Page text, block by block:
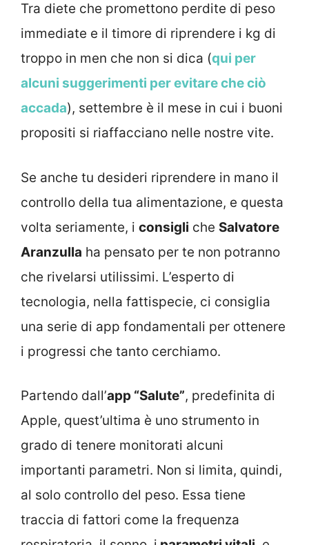
Tra diete che promettono perdite di peso
immediate e il timore di riprendere i kg di
troppo in men che non si dica (qui per
alcuni suggerimenti per evitare che ciò
accada), settembre è il mese in cui i buoni
propositi si riaffacciano nelle nostre vite.
Se anche tu desideri riprendere in mano il
controllo della tua alimentazione, e questa
volta seriamente, i consigli che Salvatore
Aranzulla ha pensato per te non potranno
che rivelarsi utilissimi. L’esperto di
tecnologia, nella fattispecie, ci consiglia
una serie di app fondamentali per ottenere
i progressi che tanto cerchiamo.
Partendo dall’app “Salute”, predefinita di
Apple, quest’ultima è uno strumento in
grado di tenere monitorati alcuni
importanti parametri. Non si limita, quindi,
al solo controllo del peso. Essa tiene
traccia di fattori come la frequenza